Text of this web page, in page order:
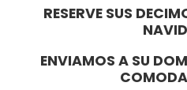
RESERVE SUS
ENVIAMOS A SU